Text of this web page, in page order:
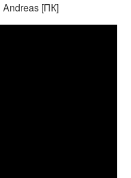
Andreas [ПК]